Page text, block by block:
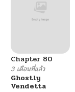
Chapter 80
3 เดือนที่แล้ว
Ghostly
Vendetta